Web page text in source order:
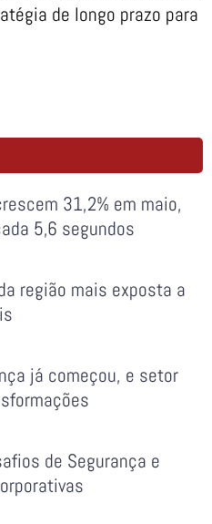
de longo prazo para
31,2% em maio,
5,6 segundos
região mais exposta a
já começou, e setor
de Segurança e